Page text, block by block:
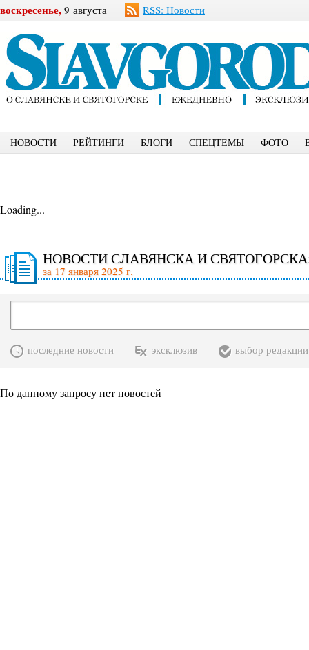
воскресенье, 9 августа RSS: Новости
НОВОСТИ РЕЙТИНГИ БЛОГИ СПЕЦТЕМЫ ФОТО
Loading...
НОВОСТИ СЛАВЯНСКА И
за 17 января 2025 г.
последние новости эксклюзив выбор редакции
По данному запросу нет новостей